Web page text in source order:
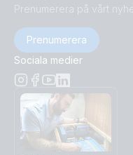
Prenumerera på vårt
Prenumerera
Sociala medier